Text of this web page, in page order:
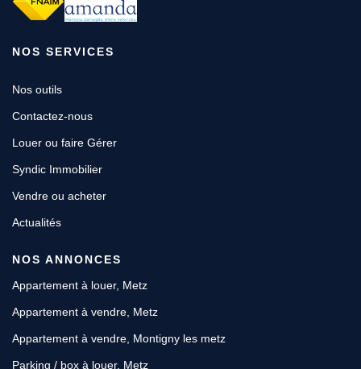
NOS SERVICES
Nos outils
Contactez-nous
Louer ou faire Gérer
Syndic Immobilier
Vendre ou acheter
Actualités
NOS ANNONCES
Appartement à louer, Metz
Appartement à vendre, Metz
Appartement à vendre, Montigny les metz
Parking / box à louer, Metz